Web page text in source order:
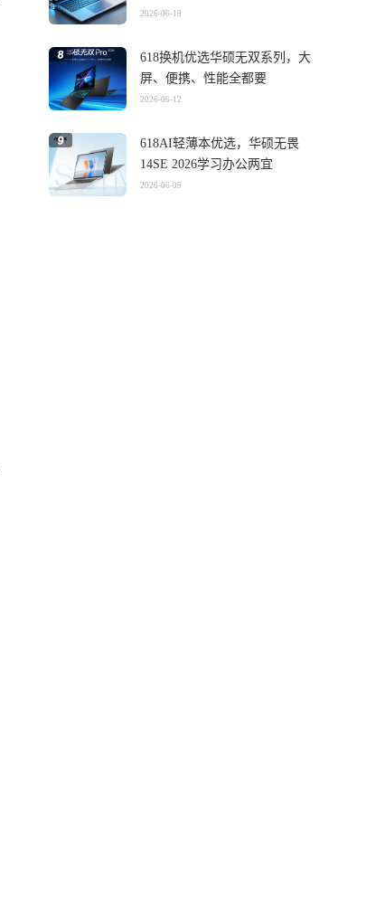
2026-06-19
618换机优选华硕无双系列，大
屏、便携、性能全都要
2026-06-12
618AI轻薄本优选，华硕无畏
14SE 2026学习办公两宜
2026-06-09